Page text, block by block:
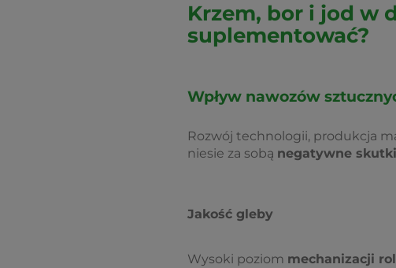
Krzem, bor i jod w
suplementować?
Wpływ nawozów
Rozwój technologii, produkcja
niesie za sobą negatywne
Jakość gleby
Wysoki poziom mechanizacji